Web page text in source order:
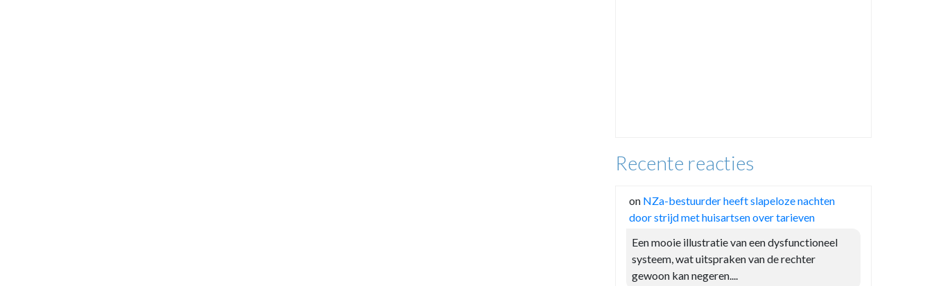
Recente reacties
on NZa-bestuurder heeft slapeloze nachten
door strijd met huisartsen over tarieven
Een mooie illustratie van een dysfunctioneel
systeem, wat uitspraken van de rechter
gewoon kan negeren....